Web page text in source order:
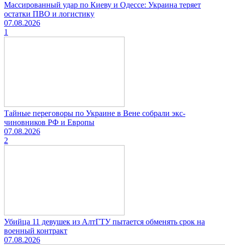
Массированный удар по Киеву и Одессе: Украина теряет
остатки ПВО и логистику
07.08.2026
1
Тайные переговоры по Украине в Вене собрали экс-
чиновников РФ и Европы
07.08.2026
2
Убийца 11 девушек из АлтГТУ пытается обменять срок на
военный контракт
07.08.2026